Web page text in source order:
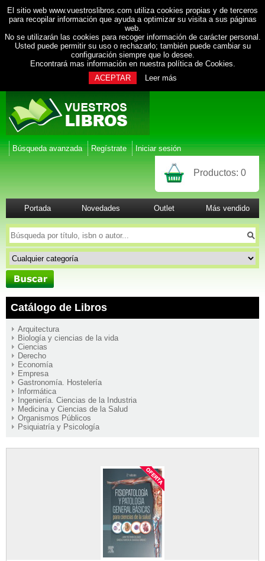
El sitio web www.vuestroslibros.com utiliza cookies propias y de terceros
para recopilar información que ayuda a optimizar su visita a sus páginas
web.
No se utilizarán las cookies para recoger información de carácter personal.
Usted puede permitir su uso o rechazarlo; también puede cambiar su
configuración siempre que lo desee.
Encontrará mas información en nuestra política de Cookies.
ACEPTAR
Leer más
Búsqueda avanzada Regístrate Iniciar sesión
Productos: 0
Portada Novedades Outlet Más vendido
Catálogo de Libros
Arquitectura
Biología y ciencias de la vida
Ciencias
Derecho
Economía
Empresa
Gastronomía. Hostelería
Informática
Ingeniería. Ciencias de la Industria
Medicina y Ciencias de la Salud
Organismos Públicos
Psiquiatría y Psicología